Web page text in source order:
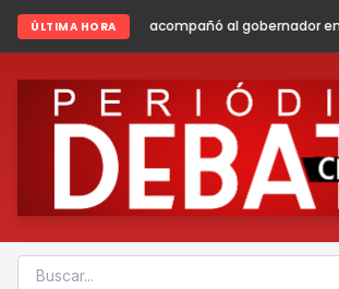
ÚLTIMA HORA
al gobernador en gira de trabajo en la